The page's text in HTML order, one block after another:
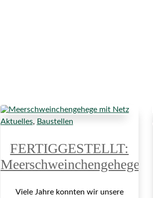
Aktuelles, Baustellen
FERTIGGESTELLT:
Meerschweinchengehege
Viele Jahre konnten wir unsere